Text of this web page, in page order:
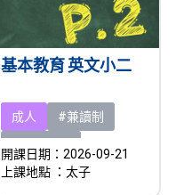
基本教育 英文小二
成人
#兼讀制
#即將開課
開課日期：2026-09-21
上課地點 ：太子